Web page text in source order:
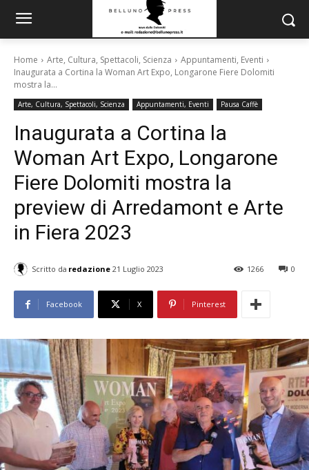
Home Arte, Cultura, Spettacoli, Scienza
Appuntamenti, Eventi
Inaugurata a Cortina la Woman Art Expo, Longarone Fiere Dolomiti
mostra la...
Arte, Cultura, Spettacoli, Scienza Appuntamenti, Eventi Pausa Caffè
Inaugurata a Cortina la
Woman Art Expo, Longarone
Fiere Dolomiti mostra la
preview di Arredamont e Arte
in Fiera 2023
Scritto da redazione 21 Luglio 2023 0
1266
Facebook X Pinterest